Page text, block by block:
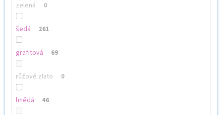
zelená 0
šedá 261
grafitová 69
růžové zlato 0
hnědá 46